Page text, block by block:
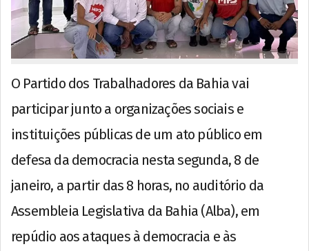
O Partido dos Trabalhadores da Bahia vai
participar junto a organizações sociais e
instituições públicas de um ato público em
defesa da democracia nesta segunda, 8 de
janeiro, a partir das 8 horas, no auditório da
Assembleia Legislativa da Bahia (Alba), em
repúdio aos ataques à democracia e às